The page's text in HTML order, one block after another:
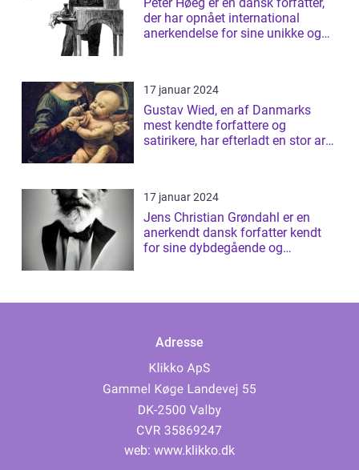
der har opnået international
anerkendelse for sine unikke og
17 januar 2024
Gustav Wied, en af Danmarks
mest kendte forfattere og
satirikere, har efterladt en stor arv
17 januar 2024
Jens Christian Grøndahl er en
anerkendt dansk forfatter kendt
for sine dybdegående og
Adresse
web: www.klikko.dk